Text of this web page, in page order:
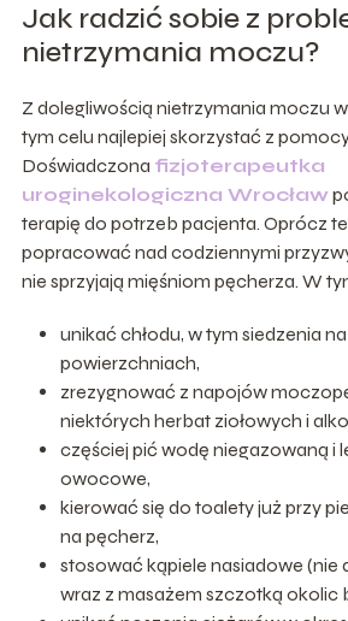
Jak radzić sobie z
nietrzymania moczu?
Z dolegliwością nietrzymania moczu
tym celu najlepiej skorzystać z
Doświadczona fizjoterapeutka
uroginekologiczna Wrocław
terapię do potrzeb pacjenta. Oprócz
popracować nad codziennymi
nie sprzyjają mięśniom pęcherza. W
unikać chłodu, w tym siedzenia
powierzchniach,
zrezygnować z napojów
niektórych herbat ziołowych i
częściej pić wodę niegazowaną i
owocowe,
kierować się do toalety już przy
na pęcherz,
stosować kąpiele nasiadowe (nie
wraz z masażem szczotką okolic